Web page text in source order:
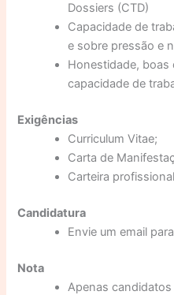
Dossiers (CTD)
Capacidade de
e sobre pressão e
Honestidade, boas
capacidade de
Exigências
Curriculum Vitae;
Carta de
Carteira
Candidatura
Envie um email para
Nota
Apenas